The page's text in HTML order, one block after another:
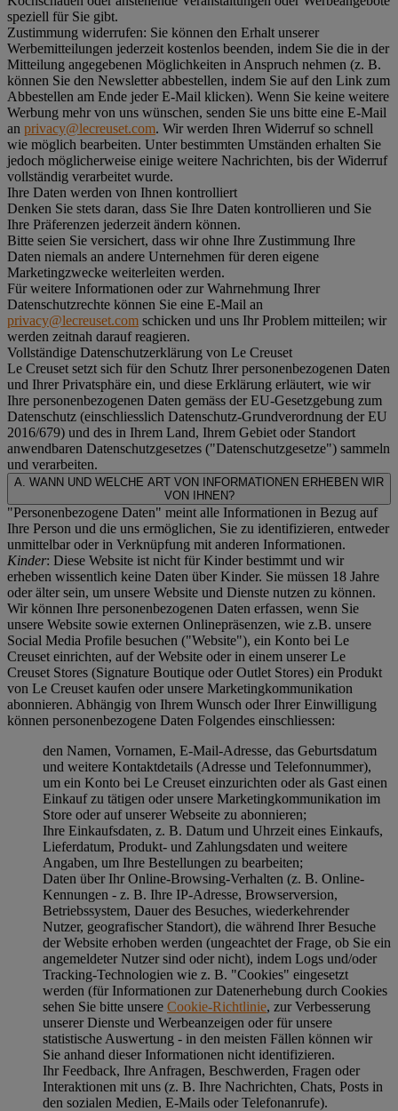
speziell für Sie gibt.
Zustimmung widerrufen: Sie können den Erhalt unserer
Werbemitteilungen jederzeit kostenlos beenden, indem Sie die in der
Mitteilung angegebenen Möglichkeiten in Anspruch nehmen (z. B.
können Sie den Newsletter abbestellen, indem Sie auf den Link zum
Abbestellen am Ende jeder E-Mail klicken). Wenn Sie keine weitere
Werbung mehr von uns wünschen, senden Sie uns bitte eine E-Mail
an privacy@lecreuset.com. Wir werden Ihren Widerruf so schnell
wie möglich bearbeiten. Unter bestimmten Umständen erhalten Sie
jedoch möglicherweise einige weitere Nachrichten, bis der Widerruf
vollständig verarbeitet wurde.
Ihre Daten werden von Ihnen kontrolliert
Denken Sie stets daran, dass Sie Ihre Daten kontrollieren und Sie
Ihre Präferenzen jederzeit ändern können.
Bitte seien Sie versichert, dass wir ohne Ihre Zustimmung Ihre
Daten niemals an andere Unternehmen für deren eigene
Marketingzwecke weiterleiten werden.
Für weitere Informationen oder zur Wahrnehmung Ihrer
Datenschutzrechte können Sie eine E-Mail an
privacy@lecreuset.com schicken und uns Ihr Problem mitteilen; wir
werden zeitnah darauf reagieren.
Vollständige Datenschutzerklärung von Le Creuset
Le Creuset setzt sich für den Schutz Ihrer personenbezogenen Daten
und Ihrer Privatsphäre ein, und diese Erklärung erläutert, wie wir
Ihre personenbezogenen Daten gemäss der EU-Gesetzgebung zum
Datenschutz (einschliesslich Datenschutz-Grundverordnung der EU
2016/679) und des in Ihrem Land, Ihrem Gebiet oder Standort
anwendbaren Datenschutzgesetzes ("Datenschutzgesetze") sammeln
und verarbeiten.
A. WANN UND WELCHE ART VON INFORMATIONEN ERHEBEN WIR
VON IHNEN?
"Personenbezogene Daten" meint alle Informationen in Bezug auf
Ihre Person und die uns ermöglichen, Sie zu identifizieren, entweder
unmittelbar oder in Verknüpfung mit anderen Informationen.
Kinder: Diese Website ist nicht für Kinder bestimmt und wir
erheben wissentlich keine Daten über Kinder. Sie müssen 18 Jahre
oder älter sein, um unsere Website und Dienste nutzen zu können.
Wir können Ihre personenbezogenen Daten erfassen, wenn Sie
unsere Website sowie externen Onlinepräsenzen, wie z.B. unsere
Social Media Profile besuchen ("Website"), ein Konto bei Le
Creuset einrichten, auf der Website oder in einem unserer Le
Creuset Stores (Signature Boutique oder Outlet Stores) ein Produkt
von Le Creuset kaufen oder unsere Marketingkommunikation
abonnieren. Abhängig von Ihrem Wunsch oder Ihrer Einwilligung
können personenbezogene Daten Folgendes einschliessen:
den Namen, Vornamen, E-Mail-Adresse, das Geburtsdatum
und weitere Kontaktdetails (Adresse und Telefonnummer),
um ein Konto bei Le Creuset einzurichten oder als Gast einen
Einkauf zu tätigen oder unsere Marketingkommunikation im
Store oder auf unserer Webseite zu abonnieren;
Ihre Einkaufsdaten, z. B. Datum und Uhrzeit eines Einkaufs,
Lieferdatum, Produkt- und Zahlungsdaten und weitere
Angaben, um Ihre Bestellungen zu bearbeiten;
Daten über Ihr Online-Browsing-Verhalten (z. B. Online-
Kennungen - z. B. Ihre IP-Adresse, Browserversion,
Betriebssystem, Dauer des Besuches, wiederkehrender
Nutzer, geografischer Standort), die während Ihrer Besuche
der Website erhoben werden (ungeachtet der Frage, ob Sie ein
angemeldeter Nutzer sind oder nicht), indem Logs und/oder
Tracking-Technologien wie z. B. "Cookies" eingesetzt
werden (für Informationen zur Datenerhebung durch Cookies
sehen Sie bitte unsere Cookie-Richtlinie, zur Verbesserung
unserer Dienste und Werbeanzeigen oder für unsere
statistische Auswertung - in den meisten Fällen können wir
Sie anhand dieser Informationen nicht identifizieren.
Ihr Feedback, Ihre Anfragen, Beschwerden, Fragen oder
Interaktionen mit uns (z. B. Ihre Nachrichten, Chats, Posts in
den sozialen Medien, E-Mails oder Telefonanrufe).